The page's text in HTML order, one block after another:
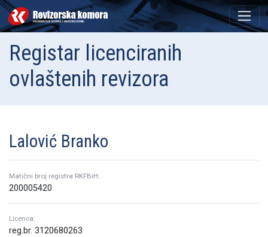
Registar licenciranih
ovlaštenih revizora
Lalović Branko
Matični broj registra RKFBiH:
200005420
Licenca:
reg.br. 3120680263